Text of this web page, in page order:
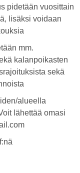
pidetään vuosittain
lisäksi voidaan
mm.
kalanpoikasten
sekä
alueella
lähettää omasi